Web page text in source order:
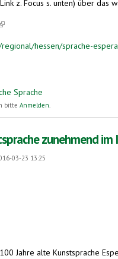
z. Focus s. unten) über das
is external)
hessen/sprache-
Sprache
bitte Anmelden.
zunehmend
03-23 13:25
Jahre alte Kunstsprache